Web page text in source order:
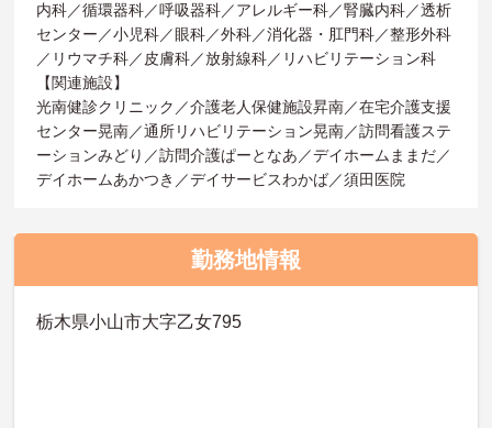
内科／循環器科／呼吸器科／アレルギー科／腎臓内科／透析
センター／小児科／眼科／外科／消化器・肛門科／整形外科
／リウマチ科／皮膚科／放射線科／リハビリテーション科
【関連施設】
光南健診クリニック／介護老人保健施設昇南／在宅介護支援
センター晃南／通所リハビリテーション晃南／訪問看護ステ
ーションみどり／訪問介護ぱーとなあ／デイホームままだ／
デイホームあかつき／デイサービスわかば／須田医院
勤務地情報
栃木県小山市大字乙女795